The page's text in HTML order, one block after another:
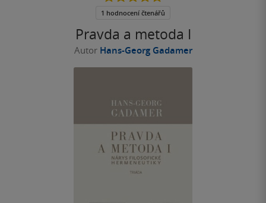
Pravda a metoda I
Autor Hans-Georg Gadamer
5
1 hodnocení čtenářů